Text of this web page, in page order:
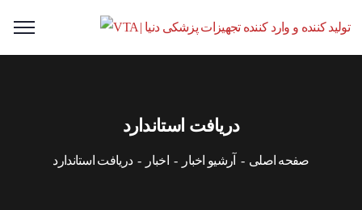
دریافت استاندارد
صفحه اصلی آرشیو اخبار اخبار دریافت استاندارد